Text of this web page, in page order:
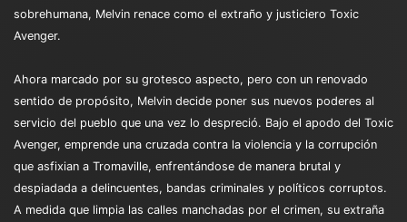
sobrehumana, Melvin renace como el extraño y justiciero Toxic
Avenger.
Ahora marcado por su grotesco aspecto, pero con un renovado
sentido de propósito, Melvin decide poner sus nuevos poderes al
servicio del pueblo que una vez lo despreció. Bajo el apodo del Toxic
Avenger, emprende una cruzada contra la violencia y la corrupción
que asfixian a Tromaville, enfrentándose de manera brutal y
despiadada a delincuentes, bandas criminales y políticos corruptos.
A medida que limpia las calles manchadas por el crimen, su extraña